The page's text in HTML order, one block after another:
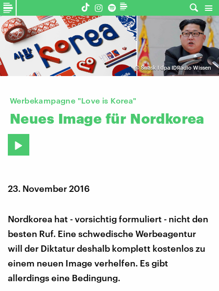
©Snask I dpa IDRadio Wissen
Werbekampagne "Love is Korea"
Neues Image für Nordkorea
23. November 2016
Nordkorea hat - vorsichtig formuliert - nicht den
besten Ruf. Eine schwedische Werbeagentur
will der Diktatur deshalb komplett kostenlos zu
einem neuen Image verhelfen. Es gibt
allerdings eine Bedingung.